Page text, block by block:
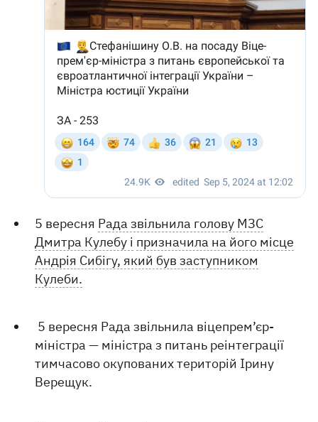
5 вересня Рада звільнила голову МЗС
Дмитра Кулебу і призначила на його місце
Андрія Сибігу, який був заступником
Кулеби.
5 вересня Рада звільнила віцепрем’єр-
міністра — міністра з питань реінтеграції
тимчасово окупованих територій Ірину
Верещук.